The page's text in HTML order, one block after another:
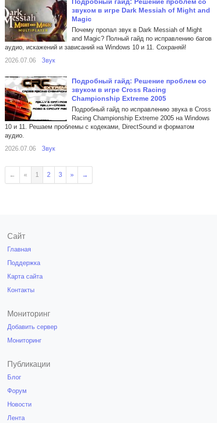
звуком в игре Dark Messiah of Might and
Magic
Почему пропал звук в Dark Messiah of Might
and Magic? Полный гайд по исправлению багов
аудио, искажений и зависаний на Windows 10 и 11. Сохраняй!
2026.07.06
Звук
Подробный гайд: Решение проблем со
звуком в игре Cross Racing
Championship Extreme 2005
Подробный гайд по исправлению звука в Cross
Racing Championship Extreme 2005 на Windows
10 и 11. Решаем проблемы с кодеками, DirectSound и форматом
аудио.
2026.07.06
Звук
← « 1 2 3 » →
Сайт
Главная
Поддержка
Карта сайта
Контакты
Мониторинг
Добавить сервер
Мониторинг
Публикации
Блог
Форум
Новости
Лента